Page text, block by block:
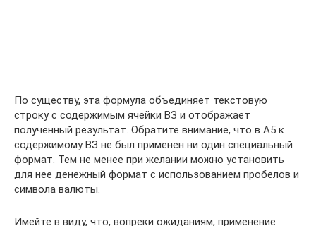
По существу, эта формула объединяет текстовую
строку с содержимым ячейки ВЗ и отображает
полученный результат. Обратите внимание, что в А5 к
содержимому ВЗ не был применен ни один специальный
формат. Тем не менее при желании можно установить
для нее денежный формат с использованием пробелов и
символа валюты.
Имейте в виду, что, вопреки ожиданиям, применение